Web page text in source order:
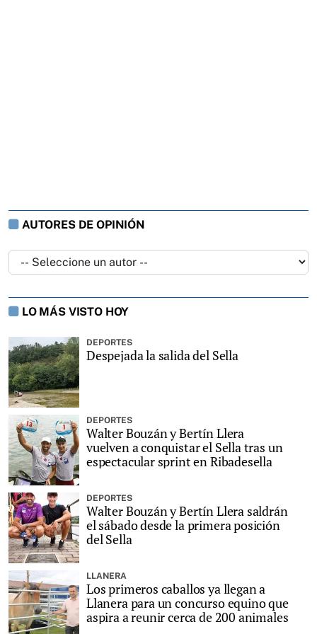
AUTORES DE OPINIÓN
LO MÁS VISTO HOY
DEPORTES
Despejada la salida del Sella
DEPORTES
Walter Bouzán y Bertín Llera
vuelven a conquistar el Sella tras un
espectacular sprint en Ribadesella
DEPORTES
Walter Bouzán y Bertín Llera saldrán
el sábado desde la primera posición
del Sella
LLANERA
Los primeros caballos ya llegan a
Llanera para un concurso equino que
aspira a reunir cerca de 200 animales